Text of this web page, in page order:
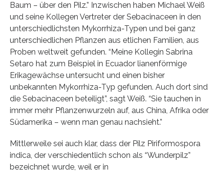
Baum – über den Pilz.” Inzwischen haben Michael Weiß
und seine Kollegen Vertreter der Sebacinaceen in den
unterschiedlichsten Mykorrhiza-Typen und bei ganz
unterschiedlichen Pflanzen aus etlichen Familien, aus
Proben weltweit gefunden. “Meine Kollegin Sabrina
Setaro hat zum Beispiel in Ecuador lianenförmige
Erikagewächse untersucht und einen bisher
unbekannten Mykorrhiza-Typ gefunden. Auch dort sind
die Sebacinaceen beteiligt”, sagt Weiß. “Sie tauchen in
immer mehr Pflanzenwurzeln auf, aus China, Afrika oder
Südamerika – wenn man genau nachsieht.”
Mittlerweile sei auch klar, dass der Pilz Piriformospora
indica, der verschiedentlich schon als “Wunderpilz”
bezeichnet wurde, weil er in